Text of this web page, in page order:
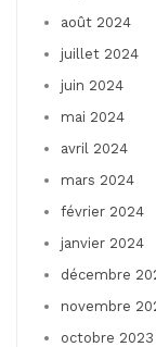
août 2024
juillet 2024
juin 2024
mai 2024
avril 2024
mars 2024
février 2024
janvier 2024
décembre
novembre
octobre 2023